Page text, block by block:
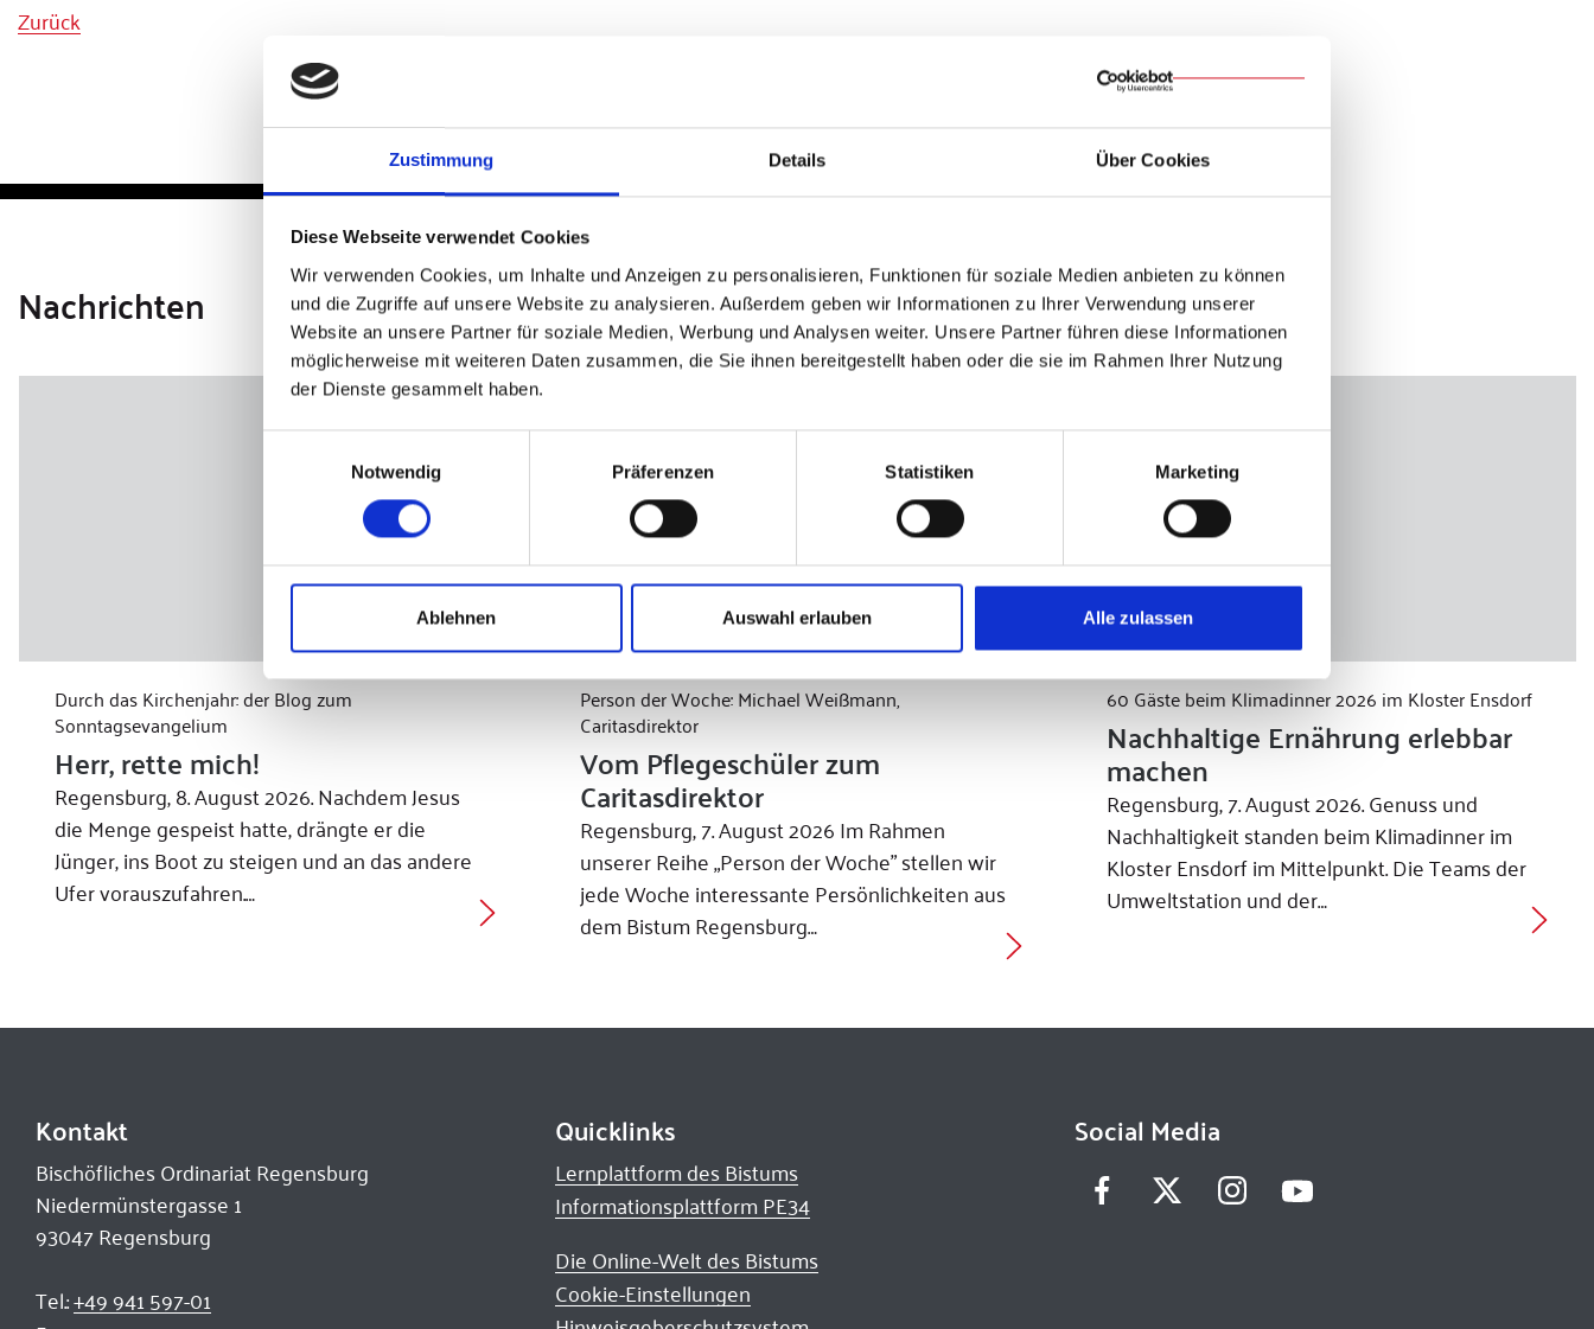
Zustimmung Details Über Cookies
Diese Webseite verwendet Cookies
Wir verwenden Cookies, um Inhalte und Anzeigen zu personalisieren, Funktionen für soziale Medien anbieten zu können
und die Zugriffe auf unsere Website zu analysieren. Außerdem geben wir Informationen zu Ihrer Verwendung unserer
Website an unsere Partner für soziale Medien, Werbung und Analysen weiter. Unsere Partner führen diese Informationen
möglicherweise mit weiteren Daten zusammen, die Sie ihnen bereitgestellt haben oder die sie im Rahmen Ihrer Nutzung
der Dienste gesammelt haben.
Notwendig
Präferenzen Statistiken Marketing
Ablehnen Auswahl erlauben Alle zulassen
Zurück
Nachrichten
Durch das Kirchenjahr: der Blog zum
Sonntagsevangelium
Herr, rette mich!
Regensburg, 8. August 2026. Nachdem Jesus
die Menge gespeist hatte, drängte er die
Jünger, ins Boot zu steigen und an das andere
Ufer vorauszufahren.…
Person der Woche: Michael Weißmann,
Caritasdirektor
Vom Pflegeschüler zum
Caritasdirektor
Regensburg, 7. August 2026 Im Rahmen
unserer Reihe „Person der Woche” stellen wir
jede Woche interessante Persönlichkeiten aus
dem Bistum Regensburg…
60 Gäste beim Klimadinner 2026 im Kloster Ensdorf
Nachhaltige Ernährung erlebbar
machen
Regensburg, 7. August 2026. Genuss und
Nachhaltigkeit standen beim Klimadinner im
Kloster Ensdorf im Mittelpunkt. Die Teams der
Umweltstation und der…
Kontakt
Bischöfliches Ordinariat Regensburg
Niedermünstergasse 1
93047 Regensburg
Tel.:+49 941 597-01
Quicklinks
Lernplattform des Bistums
Informationsplattform PE34
Die Online-Welt des Bistums
Cookie-Einstellungen
Social Media